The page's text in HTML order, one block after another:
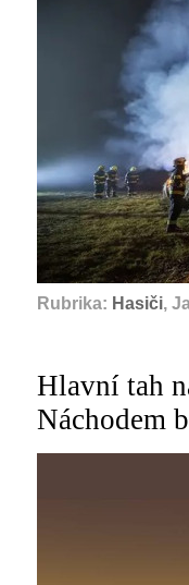
Rubrika: Hasiči,
Hlavní tah
Náchodem